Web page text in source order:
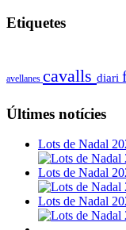
Etiquetes
avellanes cavalls diari
Últimes notícies
Lots de Nadal
Lots de Nadal
Lots de Nadal